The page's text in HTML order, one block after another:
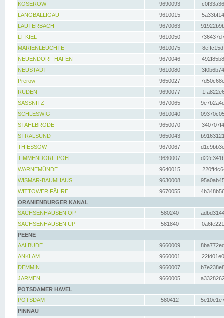
KOSEROW
9690093
LANGBALLIGAU
9610015
LAUTERBACH
9670063
LT KIEL
9610050
MARIENLEUCHTE
9610075
NEUENDORF HAFEN
9670046
NEUSTADT
9610080
Prerow
9650027
RUDEN
9690077
SASSNITZ
9670065
SCHLESWIG
9610040
STAHLBRODE
9650070
STRALSUND
9650043
THIESSOW
9670067
TIMMENDORF POEL
9630007
WARNEMÜNDE
9640015
WISMAR-BAUMHAUS
9630008
WITTOWER FÄHRE
9670055
ORANIENBURGER KANAL
SACHSENHAUSEN OP
580240
SACHSENHAUSEN UP
581840
PEENE
AALBUDE
9660009
ANKLAM
9660001
DEMMIN
9660007
JARMEN
9660005
POTSDAMER HAVEL
POTSDAM
580412
PINNAU